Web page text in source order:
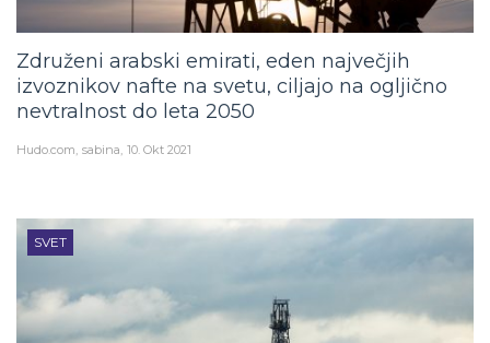
Združeni arabski emirati, eden največjih
izvoznikov nafte na svetu, ciljajo na ogljično
nevtralnost do leta 2050
Hudo.com sabina 10. Okt 2021
SVET